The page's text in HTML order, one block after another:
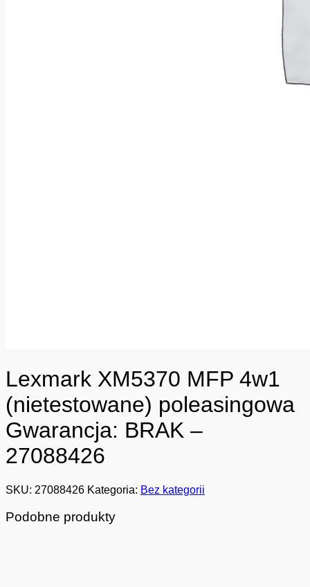
Lexmark XM5370 MFP 4w1
(nietestowane) poleasingowa
Gwarancja: BRAK –
27088426
SKU: 27088426 Kategoria: Bez kategorii
Podobne produkty